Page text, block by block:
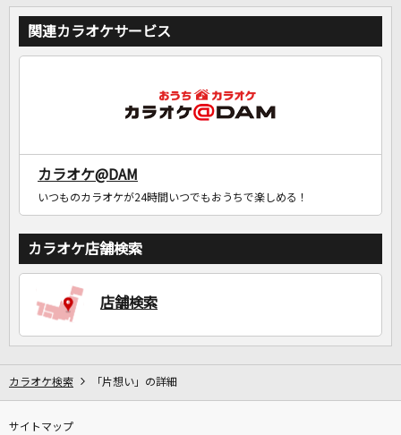
関連カラオケサービス
カラオケ@DAM
いつものカラオケが24時間いつでもおうちで楽しめる！
カラオケ店舗検索
店舗検索
カラオケ検索 「片想い」の詳細
サイトマップ